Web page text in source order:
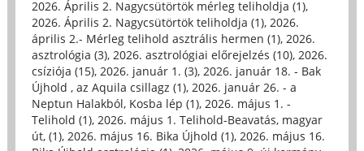
2026. Április 2. Nagycsütörtök mérleg teliholdja (1),
2026. Április 2. Nagycsütörtök teliholdja (1), 2026.
április 2.- Mérleg telihold asztrális hermen (1), 2026.
asztrológia (3), 2026. asztrológiai előrejelzés (10), 2026.
csíziója (15), 2026. január 1. (3), 2026. január 18. - Bak
Újhold , az Aquila csillagz (1), 2026. január 26. - a
Neptun Halakból, Kosba lép (1), 2026. május 1. -
Telihold (1), 2026. május 1. Telihold-Beavatás, magyar
út, (1), 2026. május 16. Bika Újhold (1), 2026. május 16.